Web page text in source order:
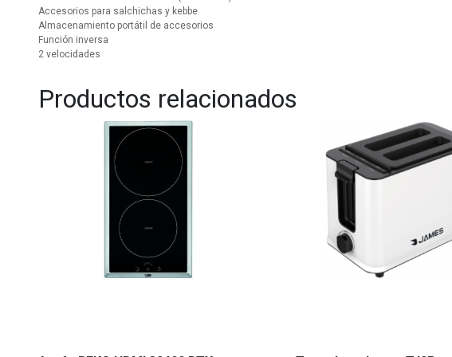
Accesorios para salchichas y kebbe
Almacenamiento portátil de accesorios
Función inversa
2 velocidades
Productos relacionados